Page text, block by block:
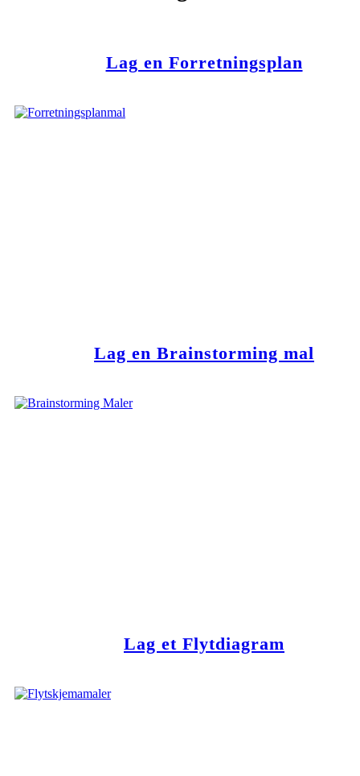
Lag en Forretningsplan
Lag en Brainstorming mal
Lag et Flytdiagram